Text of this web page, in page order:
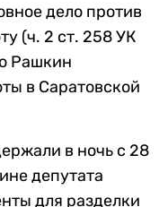
дело против
(ч. 2 ст. 258 УК
Рашкин
в Саратовской
в ночь с 28
депутата
для разделки